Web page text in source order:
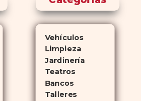
Vehículos
Limpieza
Jardinería
Teatros
Bancos
Talleres